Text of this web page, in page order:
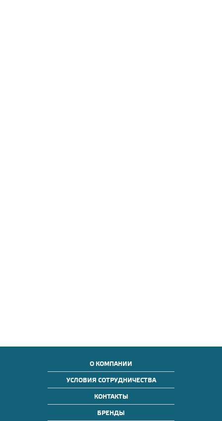
О КОМПАНИИ
УСЛОВИЯ СОТРУДНИЧЕСТВА
КОНТАКТЫ
БРЕНДЫ